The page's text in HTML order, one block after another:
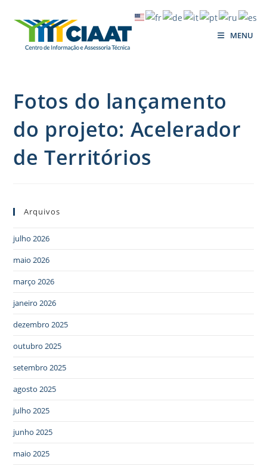
MENU
Fotos do lançamento
do projeto: Acelerador
de Territórios
Arquivos
julho 2026
maio 2026
março 2026
janeiro 2026
dezembro 2025
outubro 2025
setembro 2025
agosto 2025
julho 2025
junho 2025
maio 2025